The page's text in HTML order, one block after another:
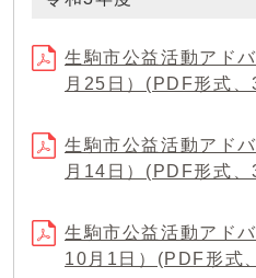
生駒市公益活動アド
月25日）(PDF形式
生駒市公益活動アド
月14日）(PDF形式
生駒市公益活動アド
10月1日）(PDF形式